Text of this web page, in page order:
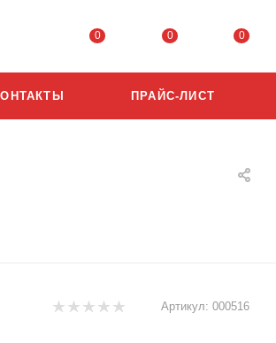
0 0 0
ПРАЙС-ЛИСТ
Артикул: 000516